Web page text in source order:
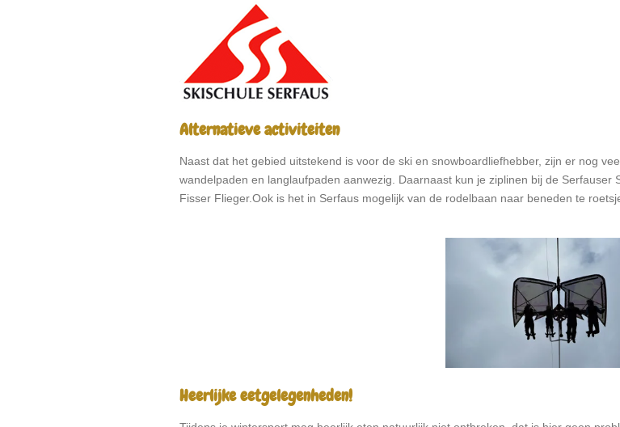
Alternatieve activiteiten
Naast dat het gebied uitstekend is voor de ski en snowboardliefhebber, zijn er nog
wandelpaden en langlaufpaden aanwezig. Daarnaast kun je ziplinen bij de Serfauser
Fisser Flieger.Ook is het in Serfaus mogelijk van de rodelbaan naar beneden te
Heerlijke eetgelegenheden!